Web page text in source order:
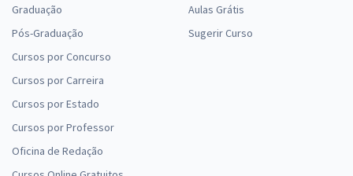
Graduação
Pós-Graduação
Cursos por Concurso
Cursos por Carreira
Cursos por Estado
Cursos por Professor
Oficina de Redação
Aulas Grátis
Sugerir Curso